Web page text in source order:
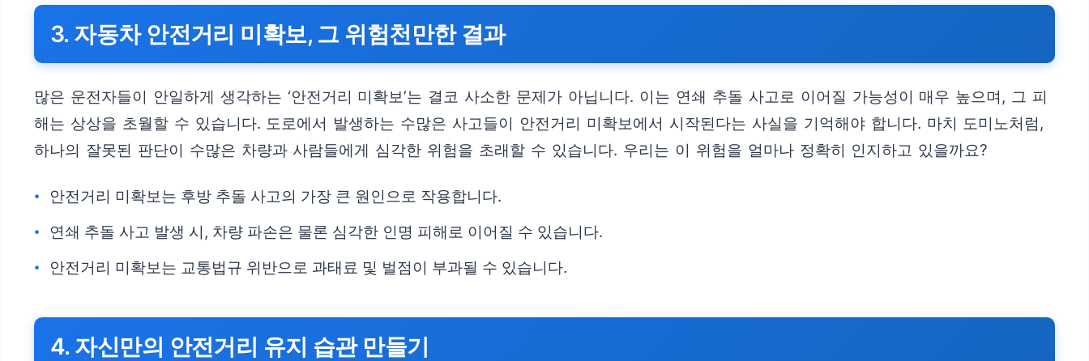
3. 자동차 안전거리 미확보, 그 위험천만한 결과
많은 운전자들이 안일하게 생각하는 ‘안전거리 미확보’는 결코 사소한 문제가 아닙니다. 이는 연쇄 추돌 사고로 이어질 가능성이 매우 높으며, 그 피
해는 상상을 초월할 수 있습니다. 도로에서 발생하는 수많은 사고들이 안전거리 미확보에서 시작된다는 사실을 기억해야 합니다. 마치 도미노처럼,
하나의 잘못된 판단이 수많은 차량과 사람들에게 심각한 위험을 초래할 수 있습니다. 우리는 이 위험을 얼마나 정확히 인지하고 있을까요?
안전거리 미확보는 후방 추돌 사고의 가장 큰 원인으로 작용합니다.
연쇄 추돌 사고 발생 시, 차량 파손은 물론 심각한 인명 피해로 이어질 수 있습니다.
안전거리 미확보는 교통법규 위반으로 과태료 및 벌점이 부과될 수 있습니다.
4. 자신만의 안전거리 유지 습관 만들기